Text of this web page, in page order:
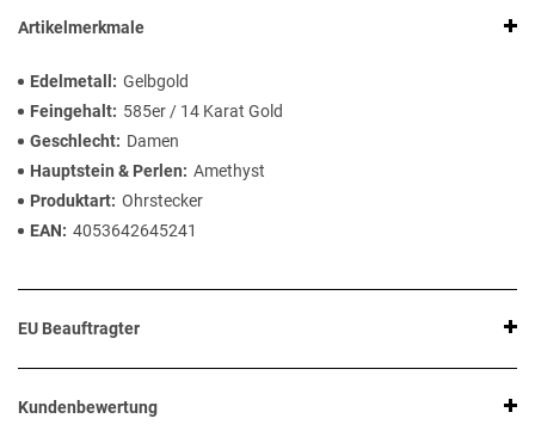
Artikelmerkmale
Edelmetall
Gelbgold
Feingehalt
585er / 14 Karat Gold
Geschlecht
Damen
Hauptstein & Perlen
Amethyst
Produktart Ohrstecker
EAN
4053642645241
EU Beauftragter
Kundenbewertung